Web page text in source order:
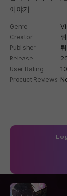
이야기
Genre
Creator
Publisher
Release
User Rating
Product Reviews